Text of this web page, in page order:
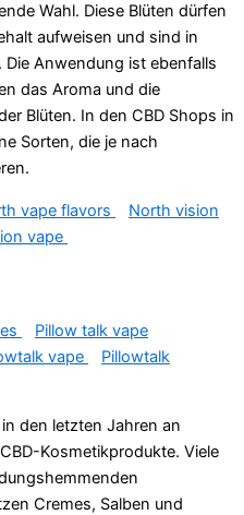
Wahl. Diese Blüten dürfen
aufweisen und sind in
Anwendung ist ebenfalls
das Aroma und die
Blüten. In den CBD Shops in
Sorten, die je nach
vape flavors
North vision
vape
Pillow talk vape
vape
Pillowtalk
den letzten Jahren an
Kosmetikprodukte. Viele
Cremes, Salben und